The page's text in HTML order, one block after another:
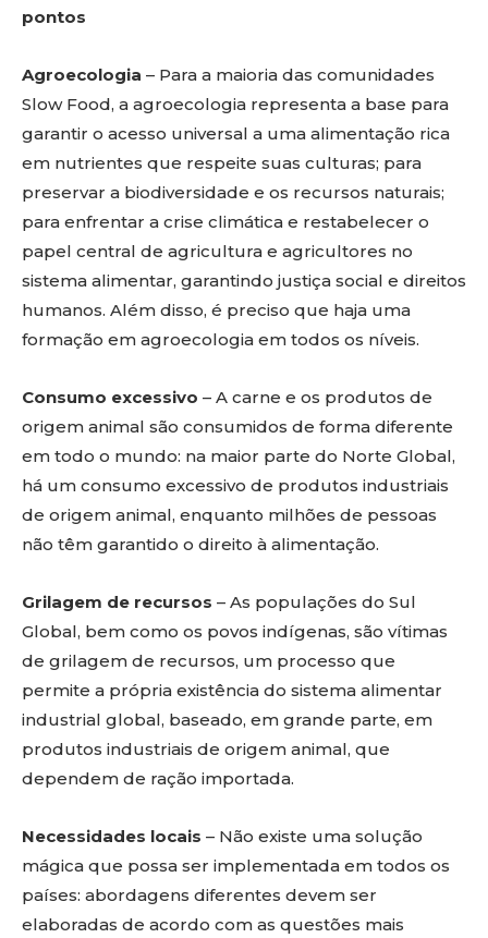
pontos
Agroecologia – Para a maioria das comunidades
Slow Food, a agroecologia representa a base para
garantir o acesso universal a uma alimentação rica
em nutrientes que respeite suas culturas; para
preservar a biodiversidade e os recursos naturais;
para enfrentar a crise climática e restabelecer o
papel central de agricultura e agricultores no
sistema alimentar, garantindo justiça social e direitos
humanos. Além disso, é preciso que haja uma
formação em agroecologia em todos os níveis.
Consumo excessivo – A carne e os produtos de
origem animal são consumidos de forma diferente
em todo o mundo: na maior parte do Norte Global,
há um consumo excessivo de produtos industriais
de origem animal, enquanto milhões de pessoas
não têm garantido o direito à alimentação.
Grilagem de recursos – As populações do Sul
Global, bem como os povos indígenas, são vítimas
de grilagem de recursos, um processo que
permite a própria existência do sistema alimentar
industrial global, baseado, em grande parte, em
produtos industriais de origem animal, que
dependem de ração importada.
Necessidades locais – Não existe uma solução
mágica que possa ser implementada em todos os
países: abordagens diferentes devem ser
elaboradas de acordo com as questões mais